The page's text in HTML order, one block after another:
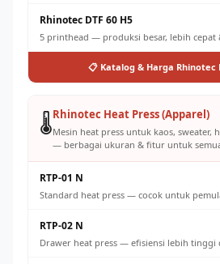
Rhinotec DTF 60 H5
5 printhead — produksi besar, lebih cepat
📋 Katalog & Harga Rhinotec
🌡️Rhinotec Heat Press (Apparel)
Mesin heat press untuk kaos, sweater,
— berbagai ukuran & fitur untuk
RTP-01 N
Standard heat press — cocok untuk
RTP-02 N
Drawer heat press — efisiensi lebih tinggi